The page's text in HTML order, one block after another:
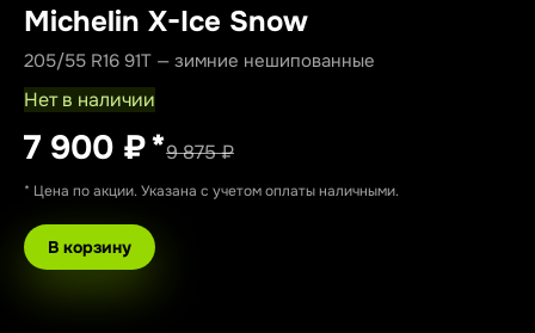
Michelin X-Ice Snow
205/55 R16 91T — зимние нешипованные
Нет в наличии
7 900 ₽*9 875 ₽
* Цена по акции. Указана с учетом оплаты наличными.
В корзину